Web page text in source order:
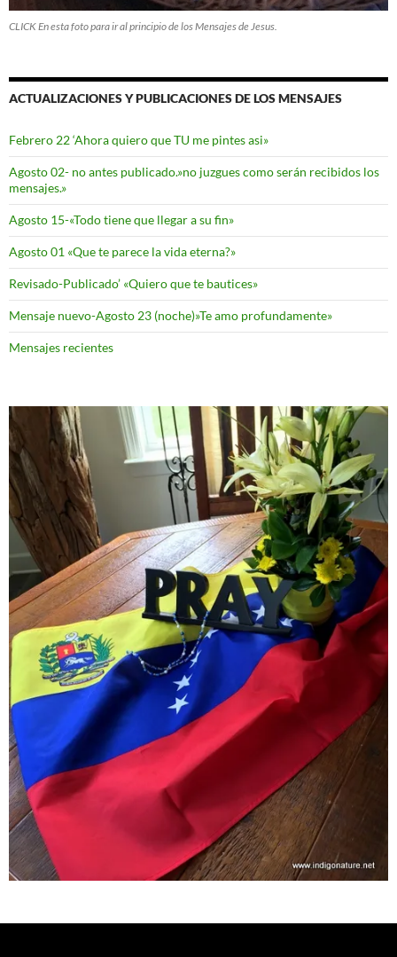
CLICK En esta foto para ir al principio de los Mensajes de Jesus.
ACTUALIZACIONES Y PUBLICACIONES DE LOS MENSAJES
Febrero 22 ‘Ahora quiero que TU me pintes asi»
Agosto 02- no antes publicado.»no juzgues como serán recibidos los
mensajes.»
Agosto 15-«Todo tiene que llegar a su fin»
Agosto 01 «Que te parece la vida eterna?»
Revisado-Publicado’ «Quiero que te bautices»
Mensaje nuevo-Agosto 23 (noche)»Te amo profundamente»
Mensajes recientes